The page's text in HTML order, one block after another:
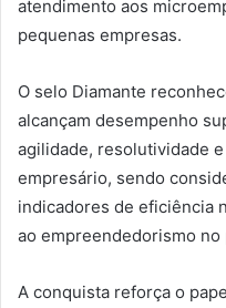
atendimento aos
pequenas empresas.
O selo Diamante
alcançam desempenho
agilidade, resolutividade
empresário, sendo
indicadores de eficiência
ao empreendedorismo no
A conquista reforça o